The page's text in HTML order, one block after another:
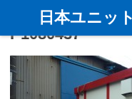
P1080437
日本ユニッ